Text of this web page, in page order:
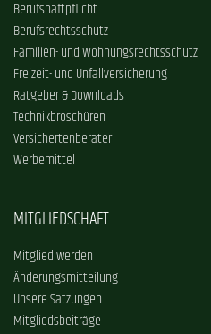
Berufshaftpflicht
Berufsrechtsschutz
Familien- und Wohnungsrechtsschutz
Freizeit- und Unfallversicherung
Ratgeber & Downloads
Technikbroschüren
Versichertenberater
Werbemittel
MITGLIEDSCHAFT
Mitglied werden
Änderungsmitteilung
Unsere Satzungen
Mitgliedsbeiträge